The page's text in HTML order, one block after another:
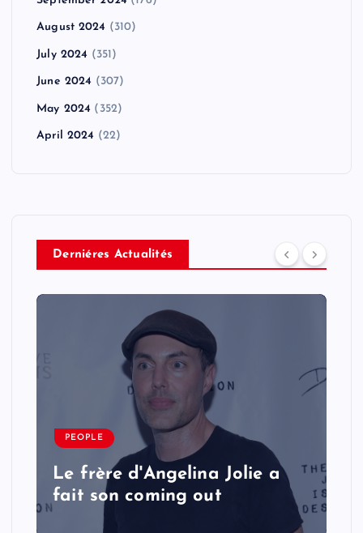
August 2024 (310)
July 2024 (351)
June 2024 (307)
May 2024 (352)
April 2024 (22)
Derniéres Actualités
PEOPLE
Le frère d'Angelina Jolie a
fait son coming out